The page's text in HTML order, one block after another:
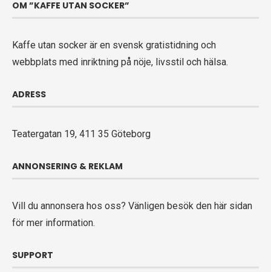
OM ”KAFFE UTAN SOCKER”
Kaffe utan socker är en svensk gratistidning och
webbplats med inriktning på nöje, livsstil och hälsa.
ADRESS
Teatergatan 19, 411 35 Göteborg
ANNONSERING & REKLAM
Vill du annonsera hos oss? Vänligen besök den här sidan
för mer information.
SUPPORT